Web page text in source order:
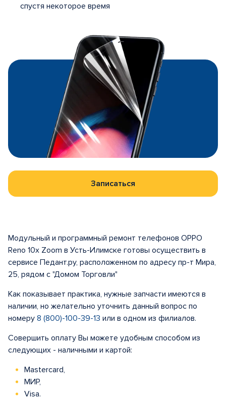
спустя некоторое время
Записаться
Модульный и программный ремонт телефонов OPPO
Reno 10x Zoom в Усть-Илимске готовы осуществить в
сервисе Педант.ру, расположенном по адресу пр-т Мира,
25, рядом с "Домом Торговли"
Как показывает практика, нужные запчасти имеются в
наличии, но желательно уточнить данный вопрос по
номеру 8 (800)-100-39-13 или в одном из филиалов.
Совершить оплату Вы можете удобным способом из
следующих - наличными и картой:
Mastercard,
МИР,
Visa.